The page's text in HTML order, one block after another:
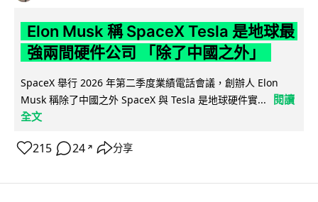
Elon Musk 稱 SpaceX Tesla 是地球最
強兩間硬件公司 「除了中國之外」
SpaceX 舉行 2026 年第二季度業績電話會議，創辦人 Elon
Musk 稱除了中國之外 SpaceX 與 Tesla 是地球硬件實...
閱讀
全文
215 24 ↗ 分享